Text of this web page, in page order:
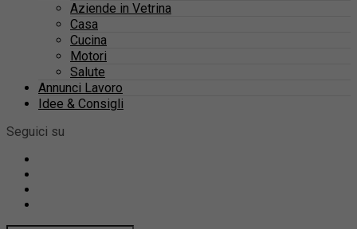
Aziende in Vetrina
Casa
Cucina
Motori
Salute
Annunci Lavoro
Idee & Consigli
Seguici su